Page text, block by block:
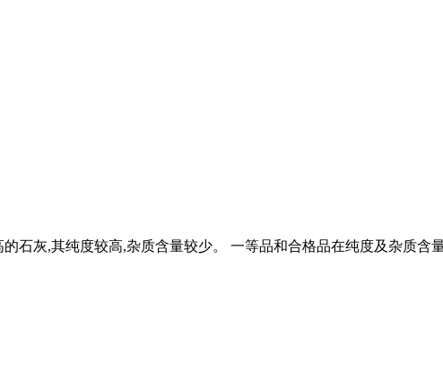
石灰,其纯度较高,杂质含量较少。 一等品和合格品在纯度及杂质含